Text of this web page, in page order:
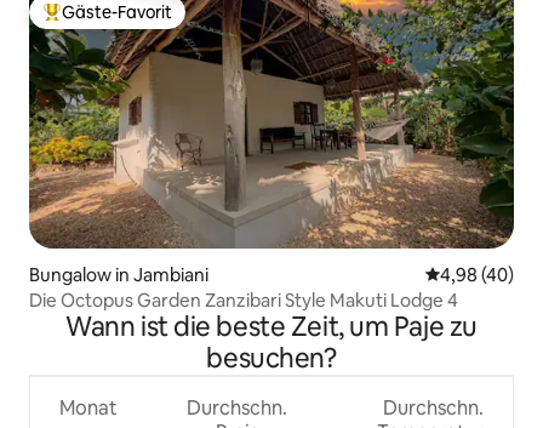
Beliebter Gäste-Favorit.
Gäste-Favorit
Bungalow in Jambiani
4,98 (40)
Die Octopus Garden Zanzibari Style Makuti Lodge 4
Wann ist die beste Zeit, um Paje zu
besuchen?
Monat
Durchschn.
Durchschn.